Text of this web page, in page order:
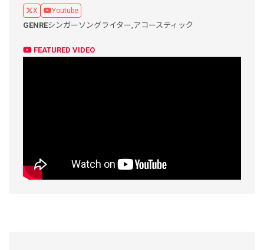
X Youtube
GENREシンガーソングライター, アコースティック
FEATURED VIDEO